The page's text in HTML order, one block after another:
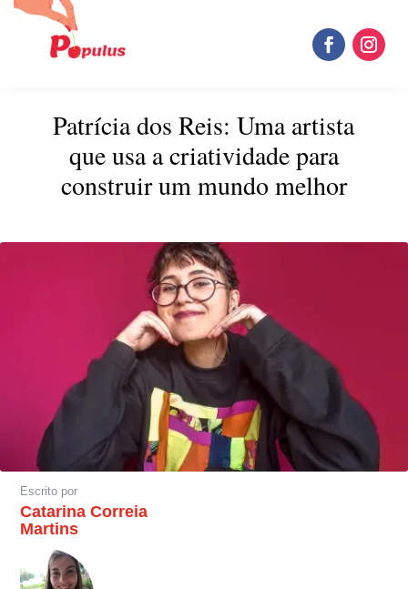
Patrícia dos Reis: Uma artista
que usa a criatividade para
construir um mundo melhor
Escrito por
Catarina Correia
Martins